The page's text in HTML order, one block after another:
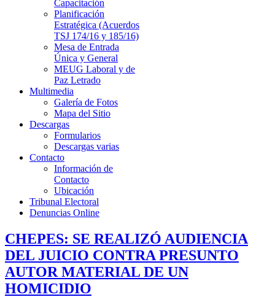
Capacitación
Planificación
Estratégica (Acuerdos
TSJ 174/16 y 185/16)
Mesa de Entrada
Única y General
MEUG Laboral y de
Paz Letrado
Multimedia
Galería de Fotos
Mapa del Sitio
Descargas
Formularios
Descargas varias
Contacto
Información de
Contacto
Ubicación
Tribunal Electoral
Denuncias Online
CHEPES: SE REALIZÓ AUDIENCIA
DEL JUICIO CONTRA PRESUNTO
AUTOR MATERIAL DE UN
HOMICIDIO